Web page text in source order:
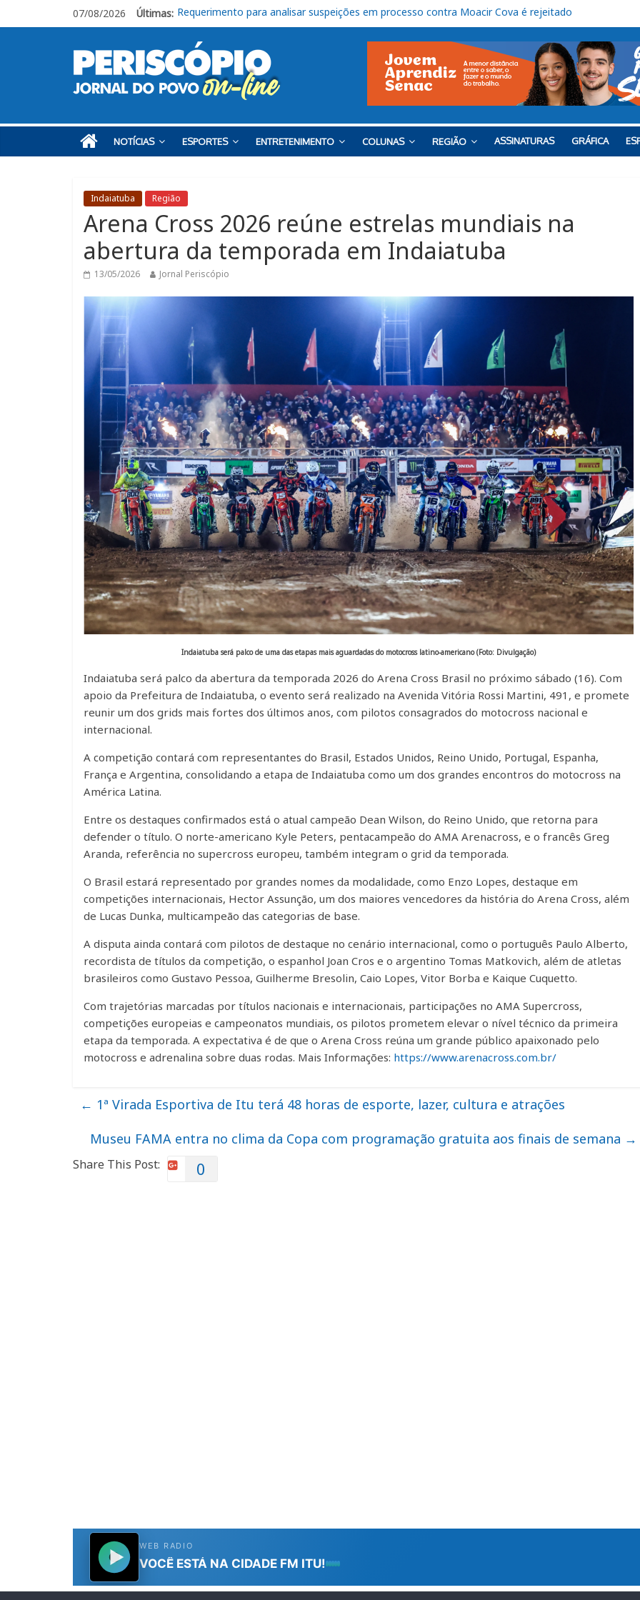
07/08/2026 Últimas: Livro “Roberto de Francisco, organista em Itu” será lançado nesta sexta
CEUNSP apresenta novos espaços do Bloco K no Campus Salto
Itu registra alta no Ideb e alcança nota 6,5 nos anos iniciais do Ensino Fundamental
Fraternidades Franciscanas realizam ação solidária em benefício do Lar Santo Inácio, em Itu
Requerimento para analisar suspeições em processo contra Moacir Cova é rejeitado
NOTÍCIAS ESPORTES ENTRETENIMENTO COLUNAS REGIÃO ASSINATURAS GRÁFICA
Indaiatuba Região
Arena Cross 2026 reúne estrelas mundiais na
abertura da temporada em Indaiatuba
13/05/2026 Jornal Periscópio
Indaiatuba será palco de uma das etapas mais aguardadas do motocross latino-americano (Foto: Divulgação)
Indaiatuba será palco da abertura da temporada 2026 do Arena Cross Brasil no próximo sábado (16). Com
apoio da Prefeitura de Indaiatuba, o evento será realizado na Avenida Vitória Rossi Martini, 491, e promete
reunir um dos grids mais fortes dos últimos anos, com pilotos consagrados do motocross nacional e
internacional.
A competição contará com representantes do Brasil, Estados Unidos, Reino Unido, Portugal, Espanha,
França e Argentina, consolidando a etapa de Indaiatuba como um dos grandes encontros do motocross na
América Latina.
Entre os destaques confirmados está o atual campeão Dean Wilson, do Reino Unido, que retorna para
defender o título. O norte-americano Kyle Peters, pentacampeão do AMA Arenacross, e o francês Greg
Aranda, referência no supercross europeu, também integram o grid da temporada.
O Brasil estará representado por grandes nomes da modalidade, como Enzo Lopes, destaque em
competições internacionais, Hector Assunção, um dos maiores vencedores da história do Arena Cross, além
de Lucas Dunka, multicampeão das categorias de base.
A disputa ainda contará com pilotos de destaque no cenário internacional, como o português Paulo Alberto,
recordista de títulos da competição, o espanhol Joan Cros e o argentino Tomas Matkovich, além de atletas
brasileiros como Gustavo Pessoa, Guilherme Bresolin, Caio Lopes, Vitor Borba e Kaique Cuquetto.
Com trajetórias marcadas por títulos nacionais e internacionais, participações no AMA Supercross,
competições europeias e campeonatos mundiais, os pilotos prometem elevar o nível técnico da primeira
etapa da temporada. A expectativa é de que o Arena Cross reúna um grande público apaixonado pelo
motocross e adrenalina sobre duas rodas. Mais Informações: https://www.arenacross.com.br/
← 1ª Virada Esportiva de Itu terá 48 horas de esporte, lazer, cultura e atrações
Museu FAMA entra no clima da Copa com programação gratuita aos finais de semana →
Share This Post: 0